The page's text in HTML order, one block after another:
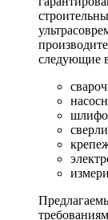
следующие